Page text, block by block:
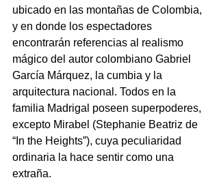
ubicado en las montañas de Colombia,
y en donde los espectadores
encontrarán referencias al realismo
mágico del autor colombiano Gabriel
García Márquez, la cumbia y la
arquitectura nacional. Todos en la
familia Madrigal poseen superpoderes,
excepto Mirabel (Stephanie Beatriz de
“In the Heights”), cuya peculiaridad
ordinaria la hace sentir como una
extraña.